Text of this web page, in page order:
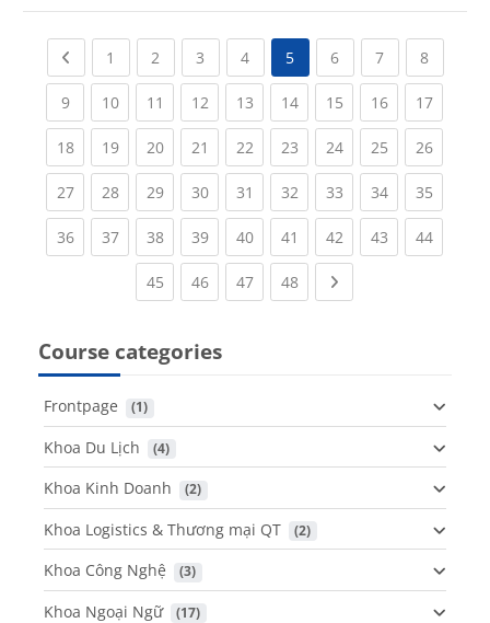
Previous page
1 (current)
2 (current)
3 (current)
4(current)
5 6(current)
7(current)
8(current)
9(current)
10(current)
11 (current)
12(current)
13(current)
14(current)
15(current)
16(current)
17
18(current)
19(current)
20(current)
21 (current)
22(current)
23(current)
24(current)
25(current)
26
27(current)
28(current)
29(current)
30(current)
31 (current)
32(current)
33(current)
34(current)
35
36(current)
37(current)
38(current)
39(current)
40(current)
41 (current)
42(current)
43(current)
44
45(current)
46(current)
47(current)
48(current)
Course categories
Frontpage (1)
Khoa Du Lịch (4)
Khoa Kinh Doanh (2)
Khoa Logistics & Thương mại QT (2)
Khoa Công Nghệ (3)
Khoa Ngoại Ngữ (17)